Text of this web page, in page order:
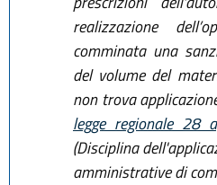
realizzazione
comminata una
del volume del
non trova
legge regionale 28
(Disciplina
amministrative di